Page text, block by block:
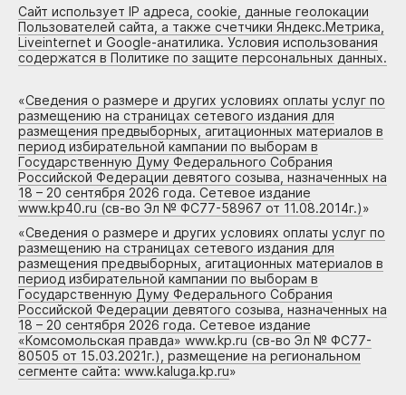
Сайт использует IP адреса, cookie, данные геолокации
Пользователей сайта, а также счетчики Яндекс.Метрика,
Liveinternet и Google-анатилика. Условия использования
содержатся в Политике по защите персональных данных.
«Сведения о размере и других условиях оплаты услуг по
размещению на страницах сетевого издания для
размещения предвыборных, агитационных материалов в
период избирательной кампании по выборам в
Государственную Думу Федерального Собрания
Российской Федерации девятого созыва, назначенных на
18 – 20 сентября 2026 года. Сетевое издание
www.kp40.ru (св-во Эл № ФС77-58967 от 11.08.2014г.)»
«Сведения о размере и других условиях оплаты услуг по
размещению на страницах сетевого издания для
размещения предвыборных, агитационных материалов в
период избирательной кампании по выборам в
Государственную Думу Федерального Собрания
Российской Федерации девятого созыва, назначенных на
18 – 20 сентября 2026 года. Сетевое издание
«Комсомольская правда» www.kp.ru (св-во Эл № ФС77-
80505 от 15.03.2021г.), размещение на региональном
сегменте сайта: www.kaluga.kp.ru»